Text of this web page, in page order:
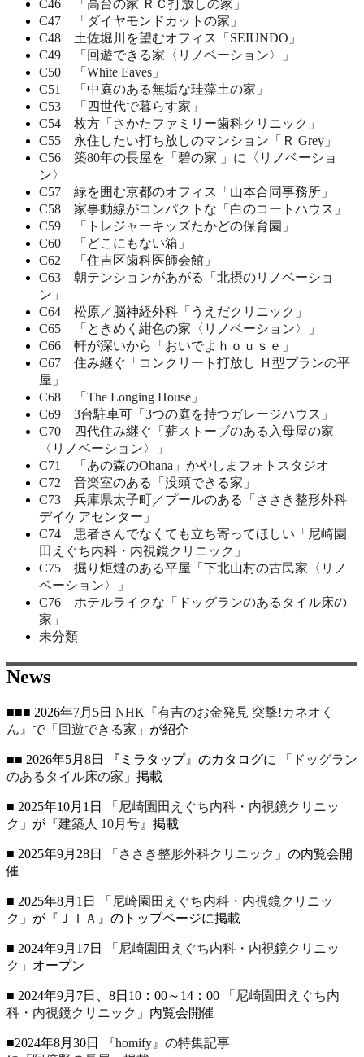
C46 「高台の家 ＲＣ打放しの家」
C47 「ダイヤモンドカットの家」
C48 土佐堀川を望むオフィス「SEIUNDO」
C49 「回遊できる家〈リノベーション〉」
C50 「White Eaves」
C51 「中庭のある無垢な珪藻土の家」
C53 「四世代で暮らす家」
C54 枚方「さかたファミリー歯科クリニック」
C55 永住したい打ち放しのマンション「Ｒ Grey」
C56 築80年の長屋を「碧の家 」に〈リノベーショ
ン〉
C57 緑を囲む京都のオフィス「山本合同事務所」
C58 家事動線がコンパクトな「白のコートハウス」
C59 「トレジャーキッズたかどの保育園」
C60 「どこにもない箱」
C62 「住吉区歯科医師会館」
C63 朝テンションがあがる「北摂のリノベーショ
ン」
C64 松原／脳神経外科「うえだクリニック」
C65 「ときめく紺色の家〈リノベーション〉」
C66 軒が深いから「おいでよｈｏｕｓｅ」
C67 住み継ぐ「コンクリート打放し Ｈ型プランの平
屋」
C68 「The Longing House」
C69 3台駐車可「3つの庭を持つガレージハウス」
C70 四代住み継ぐ「薪ストーブのある入母屋の家
〈リノベーション〉」
C71 「あの森のOhana」かやしまフォトスタジオ
C72 音楽室のある「没頭できる家」
C73 兵庫県太子町／プールのある「ささき整形外科
デイケアセンター」
C74 患者さんでなくても立ち寄ってほしい「尼崎園
田えぐち内科・内視鏡クリニック」
C75 掘り炬燵のある平屋「下北山村の古民家〈リノ
ベーション〉」
C76 ホテルライクな「ドッグランのあるタイル床の
家」
未分類
News
■■■ 2026年7月5日 NHK『有吉のお金発見 突撃!カネオく
ん』 で「回遊できる家」 が紹介
■■ 2026年5月8日 『ミラタップ』のカタログに
「ドッグラン
のあるタイル床の家」 掲載
■ 2025年10月1日
「尼崎園田えぐち内科・内視鏡クリニッ
ク」 が 『建築人 10月号』 掲載
■ 2025年9月28日 「ささき整形外科クリニック」 の内覧会開
催
■ 2025年8月1日
「尼崎園田えぐち内科・内視鏡クリニッ
ク」 が 『ＪＩＡ』 のトップページに掲載
■ 2024年9月17日
「尼崎園田えぐち内科・内視鏡クリニッ
ク」 オープン
■ 2024年9月7日、8日10：00～14：00
「尼崎園田えぐち内
科・内視鏡クリニック」 内覧会開催
■2024年8月30日
『homify』の特集記事